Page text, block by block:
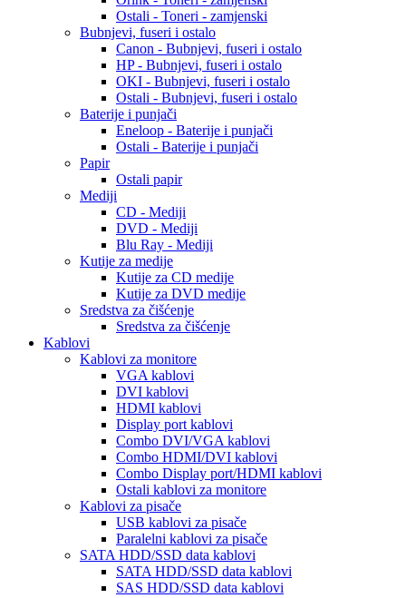
Ostali - Toneri - zamjenski
Bubnjevi, fuseri i ostalo
Canon - Bubnjevi, fuseri i ostalo
HP - Bubnjevi, fuseri i ostalo
OKI - Bubnjevi, fuseri i ostalo
Ostali - Bubnjevi, fuseri i ostalo
Baterije i punjači
Eneloop - Baterije i punjači
Ostali - Baterije i punjači
Papir
Ostali papir
Mediji
CD - Mediji
DVD - Mediji
Blu Ray - Mediji
Kutije za medije
Kutije za CD medije
Kutije za DVD medije
Sredstva za čišćenje
Sredstva za čišćenje
Kablovi
Kablovi za monitore
VGA kablovi
DVI kablovi
HDMI kablovi
Display port kablovi
Combo DVI/VGA kablovi
Combo HDMI/DVI kablovi
Combo Display port/HDMI kablovi
Ostali kablovi za monitore
Kablovi za pisače
USB kablovi za pisače
Paralelni kablovi za pisače
SATA HDD/SSD data kablovi
SATA HDD/SSD data kablovi
SAS HDD/SSD data kablovi